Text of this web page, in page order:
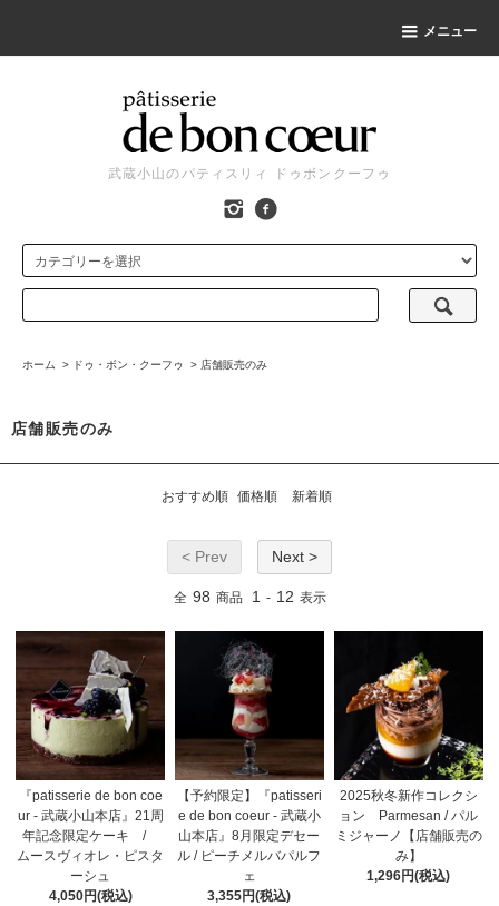
メニュー
武蔵小山のパティスリィ ドゥボンクーフゥ
ホーム > ドゥ・ボン・クーフゥ > 店舗販売のみ
店舗販売のみ
おすすめ順 価格順 新着順
< Prev Next >
全 98 商品 1 - 12 表示
『patisserie de bon coe
ur - 武蔵小山本店』21周
年記念限定ケーキ /
ムースヴィオレ・ピスタ
ーシュ
4,050円(税込)
【予約限定】『patisseri
e de bon coeur - 武蔵小
山本店』8月限定デセー
ル / ピーチメルバパルフ
ェ
3,355円(税込)
2025秋冬新作コレクシ
ョン Parmesan / パル
ミジャーノ【店舗販売の
み】
1,296円(税込)